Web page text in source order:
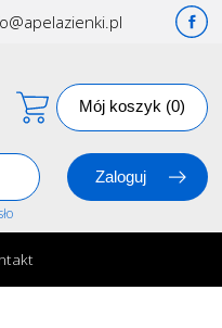
Mój koszyk (0)